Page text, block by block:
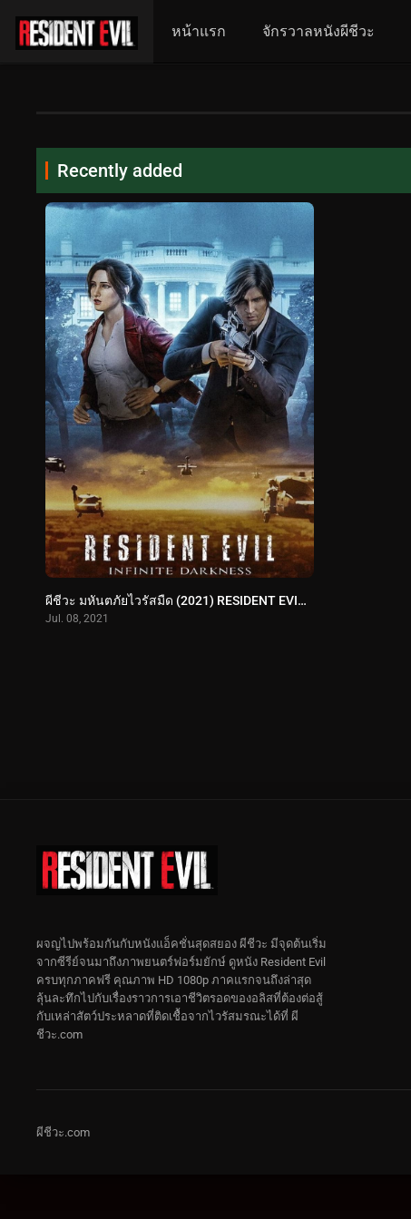
หน้าแรก จักรวาลหนังผีชีวะ
Recently added
ผีชีวะ มหันตภัยไวรัสมืด (2021) RESIDENT EVIL: Infinite Darkness
Jul. 08, 2021
ผจญไปพร้อมกันกับหนังแอ็คชั่นสุดสยอง ผีชีวะ มีจุดต้นเริ่ม
จากซีรีย์จนมาถึงภาพยนตร์ฟอร์มยักษ์ ดูหนัง Resident Evil
ครบทุกภาคฟรี คุณภาพ HD 1080p ภาคแรกจนถึงล่าสุด
ลุ้นละทึกไปกับเรื่องราวการเอาชีวิตรอดของอลิสที่ต้องต่อสู้
กับเหล่าสัตว์ประหลาดที่ติดเชื้อจากไวรัสมรณะได้ที่ ผี
ชีวะ.com
ผีชีวะ.com